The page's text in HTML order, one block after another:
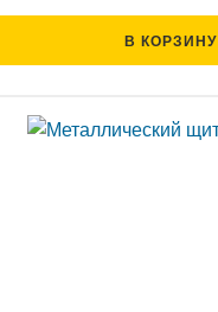
В КОРЗИНУ